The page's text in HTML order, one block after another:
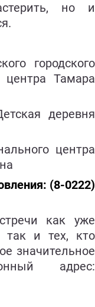
но и
городского
центра Тамара
деревня
центра
(8-0222)
как уже
так и тех, кто
значительное
адрес: